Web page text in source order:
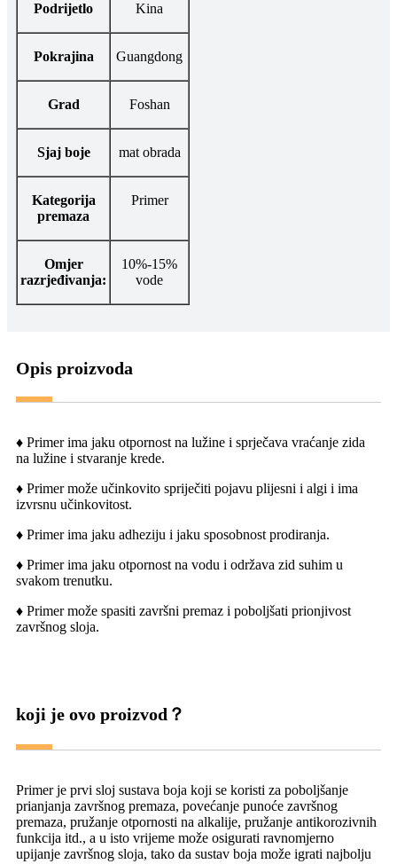
Podrijetlo Kina
Pokrajina Guangdong
Grad Foshan
Sjaj boje mat obrada
Kategorija
premaza
Primer
Omjer
razrjeđivanja:
10%-15%
vode
Opis proizvoda
♦ Primer ima jaku otpornost na lužine i sprječava vraćanje zida
na lužine i stvaranje krede.
♦ Primer može učinkovito spriječiti pojavu plijesni i algi i ima
izvrsnu učinkovitost.
♦ Primer ima jaku adheziju i jaku sposobnost prodiranja.
♦ Primer ima jaku otpornost na vodu i održava zid suhim u
svakom trenutku.
♦ Primer može spasiti završni premaz i poboljšati prionjivost
završnog sloja.
koji je ovo proizvod？
Primer je prvi sloj sustava boja koji se koristi za poboljšanje
prianjanja završnog premaza, povećanje punoće završnog
premaza, pružanje otpornosti na alkalije, pružanje antikorozivnih
funkcija itd., a u isto vrijeme može osigurati ravnomjerno
upijanje završnog sloja, tako da sustav boja može igrati najbolju